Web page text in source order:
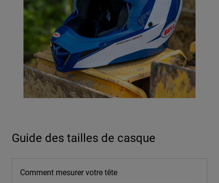
Guide des tailles de casque
Comment mesurer votre tête